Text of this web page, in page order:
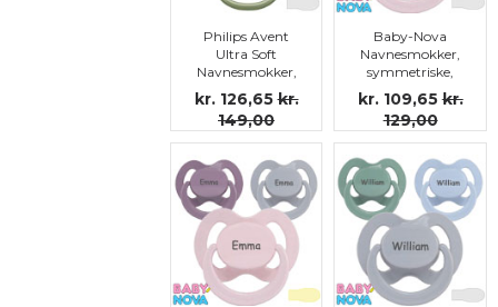
Philips Avent
Ultra Soft
Navnesmokker,
symmetriske,
silikon, str.3
kr. 126,65 kr.
149,00
Baby-Nova
Navnesmokker,
symmetriske,
silikon str.3
kr. 109,65 kr.
129,00